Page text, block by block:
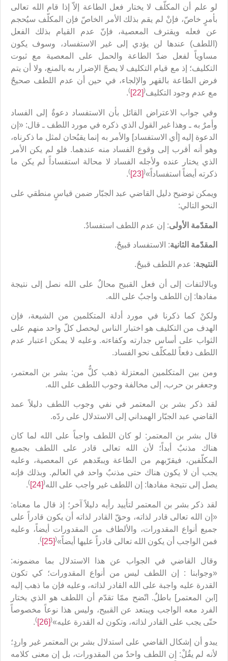
لو علم أن المكلّف لا يختار فعل الطاعة إلاّ إذا قام الله تعالى
بأمرٍ خاصّ، فإنْ لم يقم بذلك الأمر الخاصّ فإن المكلّف سيُحجم
عن فعله ويقترف المعصية، فإنّ عدم القيام بذلك الفعل
(اللطف) عندها لن يؤدي إلى غير الاستفساد، وسوف يكون
مساوياً لفعل ضدّ الطاعة والحمل على المعصية مع ثبوت
التكليف؛ إذ مع قيام التكليف لا يصحّ الإضرار به بالمنع، ولا أن يتم
فرض الطاعة بالقهر والإلجاء، في حين أن عدم اللطف صحيحٌ
مع عدم وجود التكليف(
)
.
وفي جواب الاعتراض القائل بأن الاستفساد دعوةٌ إلى الفساد
وأمرٌ به ـ وهذا غير القول الذي ذكره في مورد اللطف ـ قال: «إن
الدعوة إليه [أي الاستفساد] والأمر به إنما يقبُحان لمثل ما ذكرناه،
وهو أنه أقرب إلى وقوع الفساد منه عندهما. فلو لم يكن الأمر
الذي يختار عنده ولأجله الفساد لا محالة استفساداً لم يكن ما
ذكرته أيضاً استفساداً»(
[23]
)
.
ويمكن توضيح دليل القاضي عبد الجبّار ضمن قياسٍ منطقي على
النحو التالي:
المقدّمة الأولى: إن عدم اللطف استفسادٌ.
المقدّمة الثانية: الاستفساد قبيحٌ.
النتيجة: عدم اللطف قبيحٌ.
وبالالتفات إلى أن فعل القبيح محالٌ على الله نصل إلى نتيجة
مفادها: إن اللطف واجبٌ على الله.
ولكنْ كما ذكرنا في مورد أدلة المتكلمين من الشيعة، فإن
الهدف من التكليف هو اختبار الناس ليحصل كلّ واحد منهم على
الثواب على أساس جدارته وكفاءته. وعليه لا يمكن اعتبار عدم
اللطف دفعاً للمكلّف نحو الفساد.
ومن بين المتكلمين المعتزلة ذهب كلٌّ من: بشر بن المعتمر،
وجعفر بن حرب، إلى مخالفة وجوب اللطف على الله.
لقد ذكر بشر بن المعتمر في نفي وجوب اللطف دليلاً عمد
القاضي عبد الجبّار الهمداني إلى الاستدلال على ردّه.
قال بشر بن المعتمر: لو كان اللطف واجباً على الله لما كان
هناك مذنبٌ أبداً؛ لأن الله تعالى قادر على اللطف بجميع
المكلّفين، فيقرّبهم من الطاعة ويبعّدهم عن المعصية، وعليه
يجب أن لا يكون هناك حتى مذنبٌ واحد في العالم. وبذلك فإنه
يصل إلى نتيجة مفادها: إن اللطف غير واجب على الله(
[24]
)
.
لقد ذكر بشر بن المعتمر لتأييد رأيه دليلاً آخر؛ إذ قال ما معناه:
«إن الله تعالى قادر لذاته، وحقّ القادر لذاته أن يكون قادراً على
جميع أنواع المقدورات، والألطاف من المقدورات أيضاً، وعليه
فمن الواجب أن يكون الله تعالى قادراً عليها أيضاً»(
[25]
)
.
وقال القاضي في الجواب عن هذا الاستدلال بما مضمونه:
«وجوابنا : إن اللطف ليس من أنواع المقدورات؛ كي تكون
القدرة عليه واجبة على الله القادر لذاته، وعليه فإن ما ذهب إليه
[ابن المعتمر] باطلٌ. اتّضح ممّا تقدّم أن اللطف هو الذي يختار
الفرد معه الواجب ويبتعد عن القبيح، وليس هذا نوعاً مخصوصاً
حتّى يجب على القادر لذاته، وتكون له القدرة عليه»(
[26]
)
.
يبدو أن إشكال القاضي على استدلال بشر بن المعتمر غير واردٍ؛
لأنه لم يقُلْ: إن اللطف واحدٌ من المقدورات، بل إن معنى كلامه